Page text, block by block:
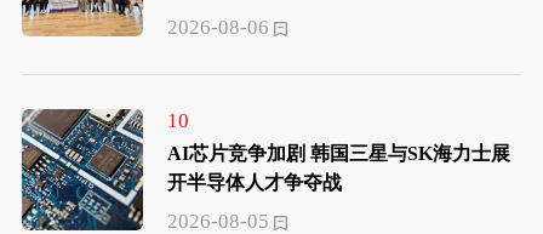
2026-08-06
10
AI芯片竞争加剧 韩国三星与SK海力士展
开半导体人才争夺战
2026-08-05